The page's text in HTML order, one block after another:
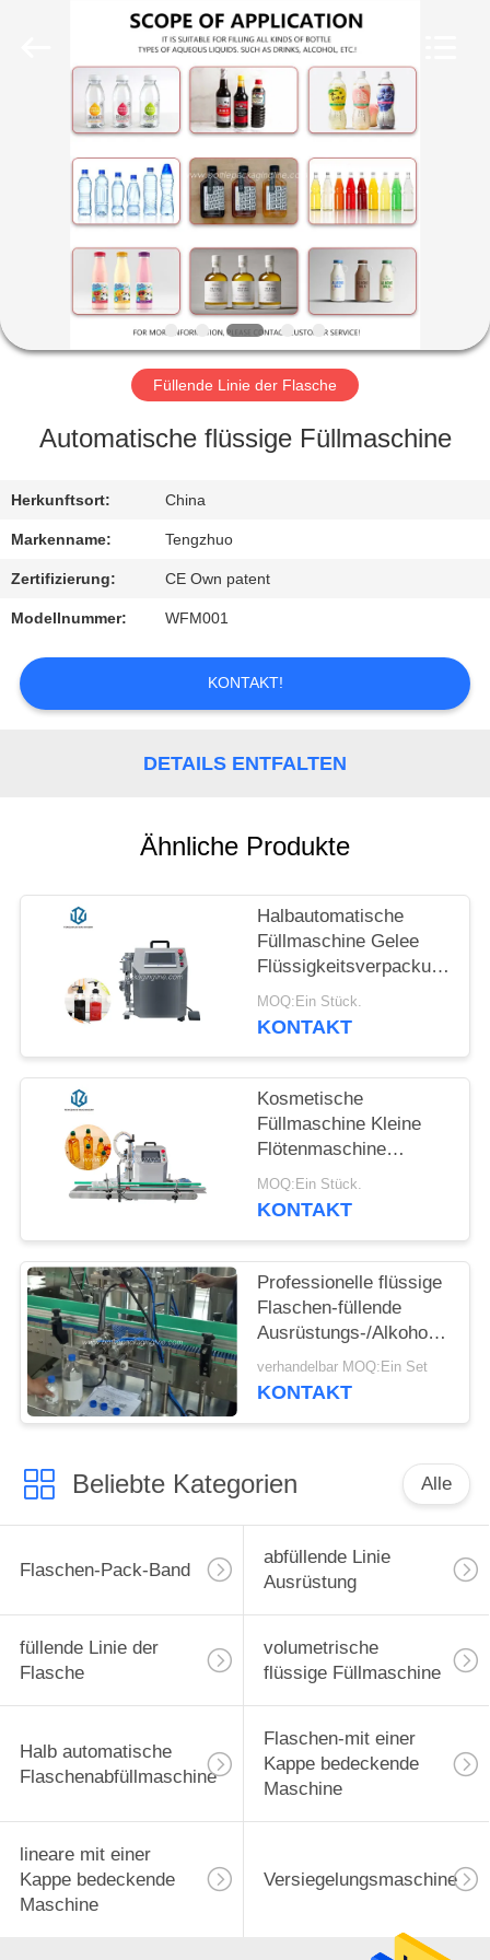
HAUSE
PRODUKTE
VIDEOS
ÜBER
WERKSBESICHTIGUNG
QUALITÄTSKONTROLLE
UNS
ANGEBOT
SITEMAP
PRIVACY
POLICY
Füllende Linie der Flasche
Automatische flüssige Füllmaschine
Herkunftsort: China
Markenname: Tengzhuo
Zertifizierung: CE Own patent
Modellnummer: WFM001
KONTAKT!
DETAILS ENTFALTEN
Ähnliche Produkte
Halbautomatische
Füllmaschine Gelee
Fischsauce
Füllmaschine
MOQ:Ein Stück.
KONTAKT
Kosmetische
Füllmaschine Kleine
Flötenmaschine
Kosmetische
MOQ:Ein Stück.
KONTAKT
Professionelle flüssige
Flaschen-füllende
Ausrüstungs-/Alkohol-
Füllmaschine
verhandelbar MOQ:Ein Set
KONTAKT
Beliebte Kategorien Alle
Flaschen-Pack-Band
abfüllende Linie
Ausrüstung
füllende Linie der
Flasche
volumetrische
flüssige Füllmaschine
Halb automatische
Flaschenabfüllmaschine
Flaschen-mit einer
Kappe bedeckende
Maschine
lineare mit einer
Kappe bedeckende
Maschine
Versiegelungsmaschine